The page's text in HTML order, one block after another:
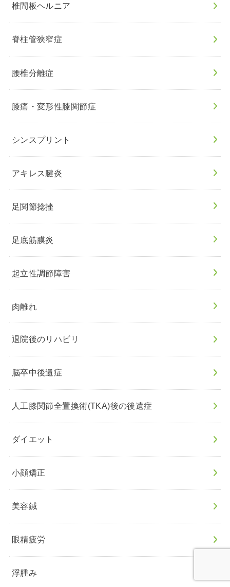
椎間板ヘルニア
脊柱管狭窄症
腰椎分離症
膝痛・変形性膝関節症
シンスプリント
アキレス腱炎
足関節捻挫
足底筋膜炎
起立性調節障害
肉離れ
退院後のリハビリ
脳卒中後遺症
人工膝関節全置換術(TKA)後の後遺症
ダイエット
小顔矯正
美容鍼
眼精疲労
浮腫み